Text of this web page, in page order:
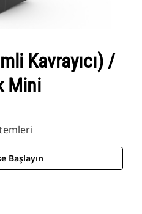
Kavrayıcı) /
Mini
Başlayın